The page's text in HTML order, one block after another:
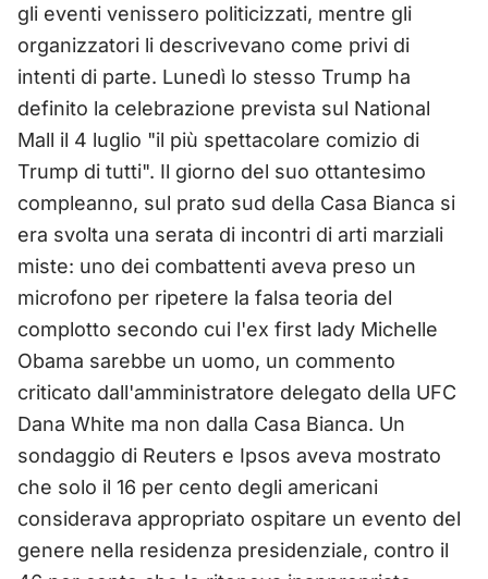
gli eventi venissero politicizzati, mentre gli
organizzatori li descrivevano come privi di
intenti di parte. Lunedì lo stesso Trump ha
definito la celebrazione prevista sul National
Mall il 4 luglio "il più spettacolare comizio di
Trump di tutti". Il giorno del suo ottantesimo
compleanno, sul prato sud della Casa Bianca si
era svolta una serata di incontri di arti marziali
miste: uno dei combattenti aveva preso un
microfono per ripetere la falsa teoria del
complotto secondo cui l'ex first lady Michelle
Obama sarebbe un uomo, un commento
criticato dall'amministratore delegato della UFC
Dana White ma non dalla Casa Bianca. Un
sondaggio di Reuters e Ipsos aveva mostrato
che solo il 16 per cento degli americani
considerava appropriato ospitare un evento del
genere nella residenza presidenziale, contro il